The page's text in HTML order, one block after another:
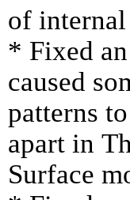
of
* Fixed
caused
patterns
apart in
Surface